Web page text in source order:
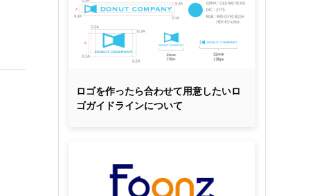
ロゴを作ったら合わせて用意したいロ
ゴガイドラインについて